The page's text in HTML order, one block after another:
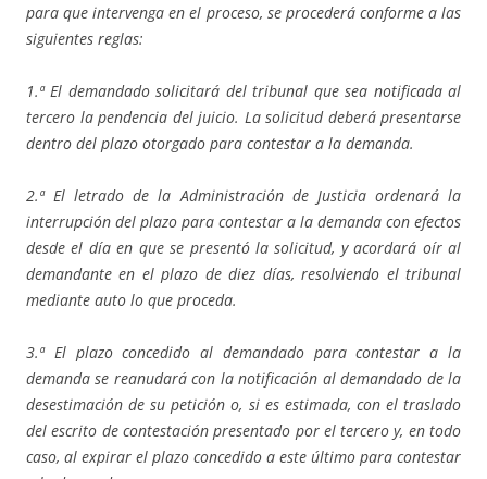
para que intervenga en el proceso, se procederá conforme a las
siguientes reglas:
1.ª El demandado solicitará del tribunal que sea notificada al
tercero la pendencia del juicio. La solicitud deberá presentarse
dentro del plazo otorgado para contestar a la demanda.
2.ª El letrado de la Administración de Justicia ordenará la
interrupción del plazo para contestar a la demanda con efectos
desde el día en que se presentó la solicitud, y acordará oír al
demandante en el plazo de diez días, resolviendo el tribunal
mediante auto lo que proceda.
3.ª El plazo concedido al demandado para contestar a la
demanda se reanudará con la notificación al demandado de la
desestimación de su petición o, si es estimada, con el traslado
del escrito de contestación presentado por el tercero y, en todo
caso, al expirar el plazo concedido a este último para contestar